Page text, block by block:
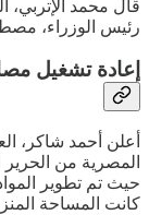
رئيس الوزراء، مصطفى
إعادة تشغيل
حيث تم تطوير